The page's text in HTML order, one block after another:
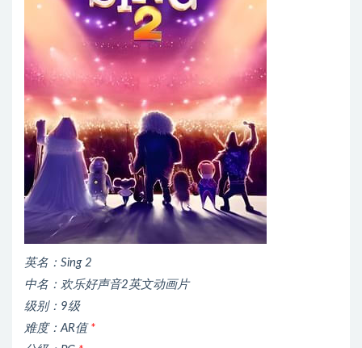
英名：Sing 2
中名：欢乐好声音2英文动画片
级别：9级
难度：AR值 *